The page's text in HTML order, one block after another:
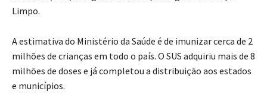
Limpo.
A estimativa do Ministério da Saúde é de imunizar cerca de 2
milhões de crianças em todo o país. O SUS adquiriu mais de 8
milhões de doses e já completou a distribuição aos estados
e municípios.